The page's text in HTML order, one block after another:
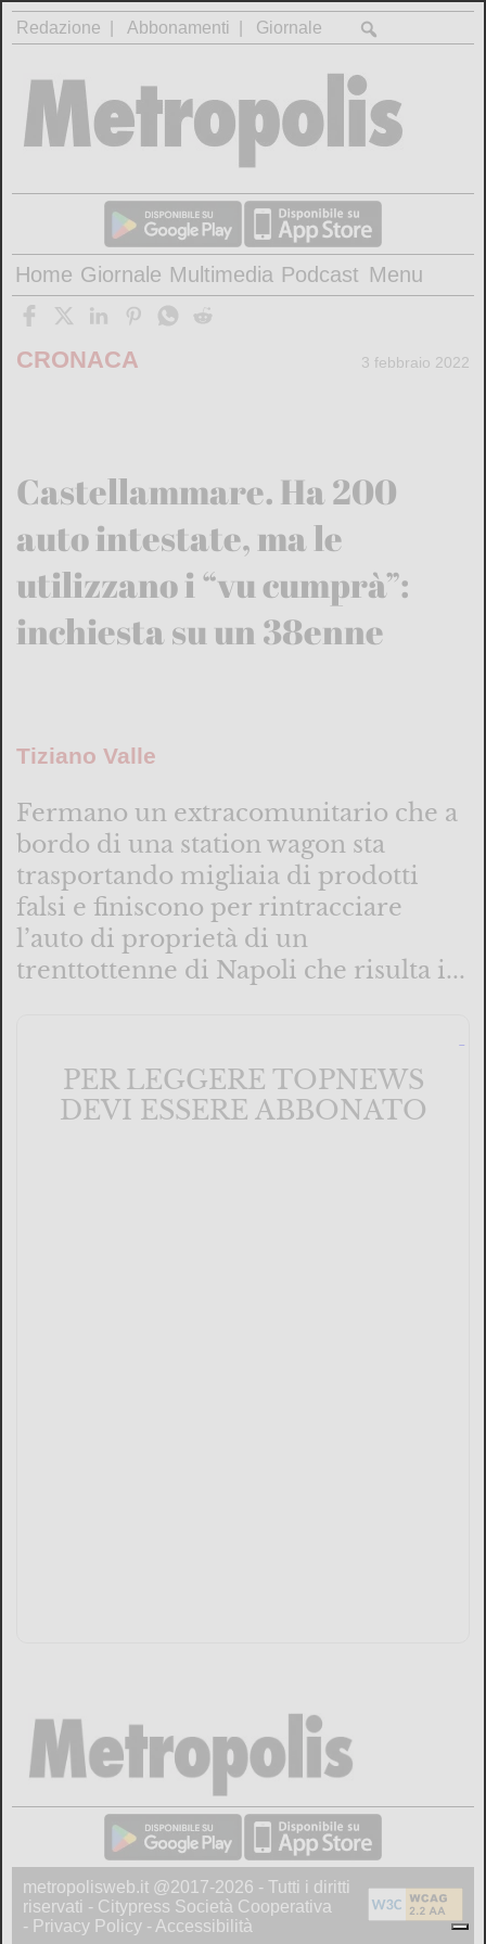
Redazione Abbonamenti Giornale
Home Giornale Multimedia Podcast Menu
CRONACA 3 febbraio 2022
Castellammare. Ha 200
auto intestate, ma le
utilizzano i “vu cumprà”:
inchiesta su un 38enne
Tiziano Valle
Fermano un extracomunitario che a
bordo di una station wagon sta
trasportando migliaia di prodotti
falsi e finiscono per rintracciare
l’auto di proprietà di un
trenttottenne di Napoli che risulta i...
PER LEGGERE TOPNEWS
DEVI ESSERE ABBONATO
metropolisweb.it @2017-2026 - Tutti i diritti
riservati - Citypress Società Cooperativa
- Privacy Policy - Accessibilità